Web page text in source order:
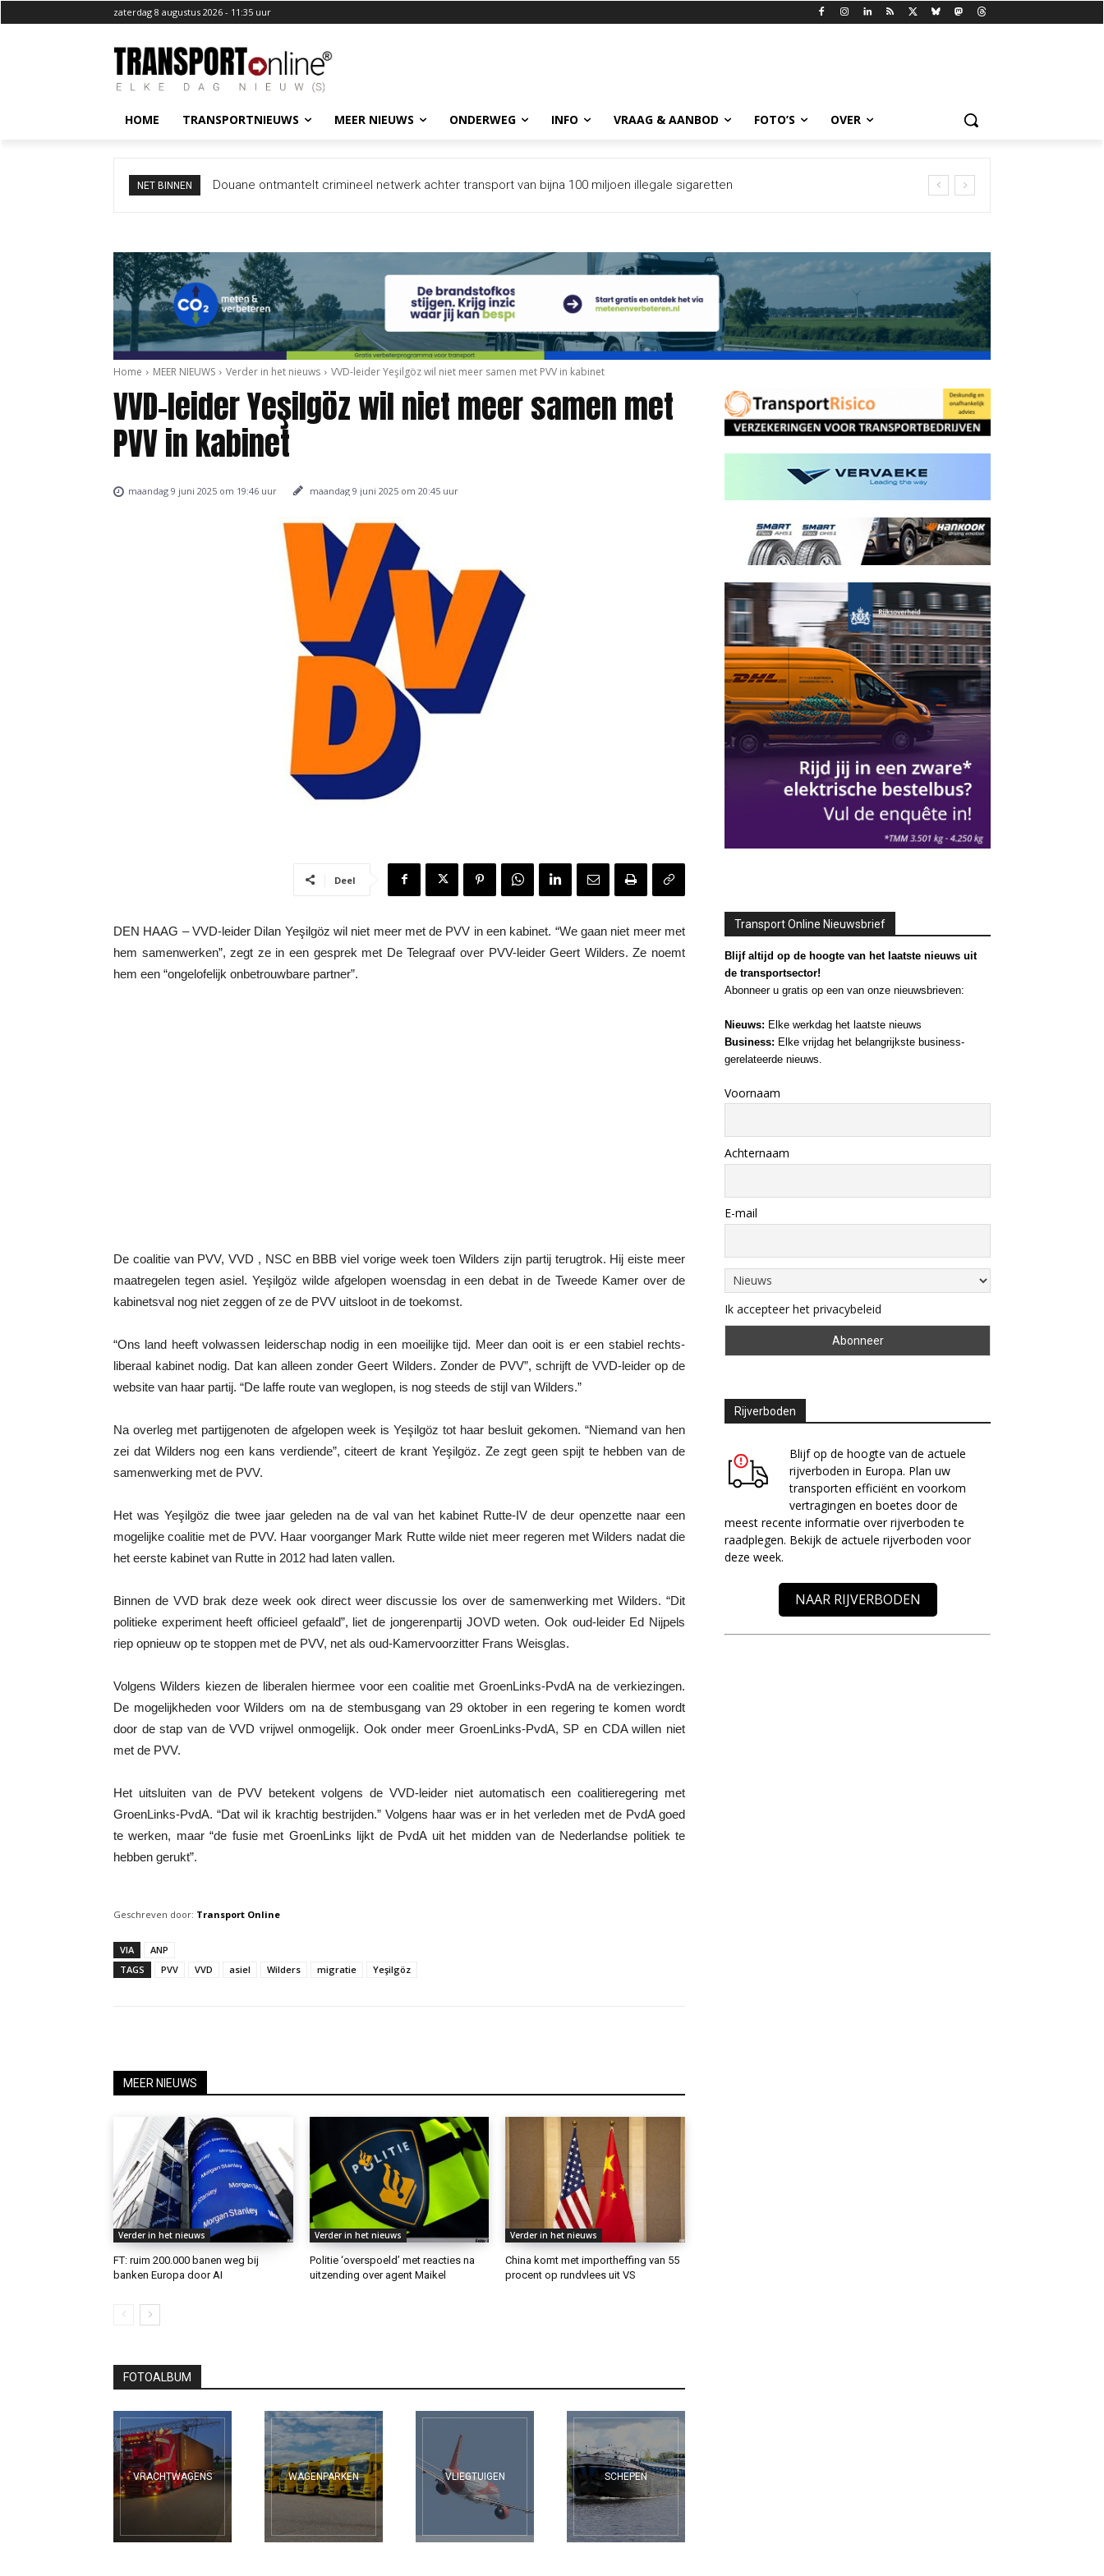
zaterdag 8 augustus 2026 - 11:35 uur
HOME TRANSPORTNIEUWS MEER NIEUWS ONDERWEG INFO VRAAG & AANBOD FOTO’S OVER
NET BINNEN Douane ontmantelt crimineel netwerk achter transport van bijna 100 miljoen illegale sigaretten
Italië wil grenscontroles niet intrekken na dreigement Spanje
Home MEER NIEUWS Verder in het nieuws VVD-leider Yeşilgöz wil niet meer samen met PVV in kabinet
VVD-leider Yeşilgöz wil niet meer samen met
PVV in kabinet
maandag 9 juni 2025 om 19:46 uur maandag 9 juni 2025 om 20:45 uur
Deel
DEN HAAG – VVD-leider Dilan Yeşilgöz wil niet meer met de PVV in een kabinet. “We gaan niet meer met
hem samenwerken”, zegt ze in een gesprek met De Telegraaf over PVV-leider Geert Wilders. Ze noemt
hem een “ongelofelijk onbetrouwbare partner”.
De coalitie van PVV, VVD , NSC en BBB viel vorige week toen Wilders zijn partij terugtrok. Hij eiste meer
maatregelen tegen asiel. Yeşilgöz wilde afgelopen woensdag in een debat in de Tweede Kamer over de
kabinetsval nog niet zeggen of ze de PVV uitsloot in de toekomst.
“Ons land heeft volwassen leiderschap nodig in een moeilijke tijd. Meer dan ooit is er een stabiel rechts-
liberaal kabinet nodig. Dat kan alleen zonder Geert Wilders. Zonder de PVV”, schrijft de VVD-leider op de
website van haar partij. “De laffe route van weglopen, is nog steeds de stijl van Wilders.”
Na overleg met partijgenoten de afgelopen week is Yeşilgöz tot haar besluit gekomen. “Niemand van hen
zei dat Wilders nog een kans verdiende”, citeert de krant Yeşilgöz. Ze zegt geen spijt te hebben van de
samenwerking met de PVV.
Het was Yeşilgöz die twee jaar geleden na de val van het kabinet Rutte-IV de deur openzette naar een
mogelijke coalitie met de PVV. Haar voorganger Mark Rutte wilde niet meer regeren met Wilders nadat die
het eerste kabinet van Rutte in 2012 had laten vallen.
Binnen de VVD brak deze week ook direct weer discussie los over de samenwerking met Wilders. “Dit
politieke experiment heeft officieel gefaald”, liet de jongerenpartij JOVD weten. Ook oud-leider Ed Nijpels
riep opnieuw op te stoppen met de PVV, net als oud-Kamervoorzitter Frans Weisglas.
Volgens Wilders kiezen de liberalen hiermee voor een coalitie met GroenLinks-PvdA na de verkiezingen.
De mogelijkheden voor Wilders om na de stembusgang van 29 oktober in een regering te komen wordt
door de stap van de VVD vrijwel onmogelijk. Ook onder meer GroenLinks-PvdA, SP en CDA willen niet
met de PVV.
Het uitsluiten van de PVV betekent volgens de VVD-leider niet automatisch een coalitieregering met
GroenLinks-PvdA. “Dat wil ik krachtig bestrijden.” Volgens haar was er in het verleden met de PvdA goed
te werken, maar “de fusie met GroenLinks lijkt de PvdA uit het midden van de Nederlandse politiek te
hebben gerukt”.
Geschreven door: Transport Online
VIA
ANP
TAGS
PVV VVD asiel Wilders migratie Yeşilgöz
MEER NIEUWS
Verder in het nieuws
FT: ruim 200.000 banen weg bij
banken Europa door AI
Verder in het nieuws
Politie ‘overspoeld’ met reacties na
uitzending over agent Maikel
Verder in het nieuws
China komt met importheffing van 55
procent op rundvlees uit VS
FOTOALBUM
VRACHTWAGENS WAGENPARKEN VLIEGTUIGEN SCHEPEN
Transport Online Nieuwsbrief
Blijf altijd op de hoogte van het laatste nieuws uit
de transportsector!
Abonneer u gratis op een van onze nieuwsbrieven:
Nieuws: Elke werkdag het laatste nieuws
Business: Elke vrijdag het belangrijkste business-
gerelateerde nieuws.
Voornaam
Achternaam
E-mail
Ik accepteer het privacybeleid
Rijverboden
Blijf op de hoogte van de actuele
rijverboden in Europa. Plan uw
transporten efficiënt en voorkom
vertragingen en boetes door de
meest recente informatie over rijverboden te
raadplegen. Bekijk de actuele rijverboden voor
deze week.
NAAR RIJVERBODEN